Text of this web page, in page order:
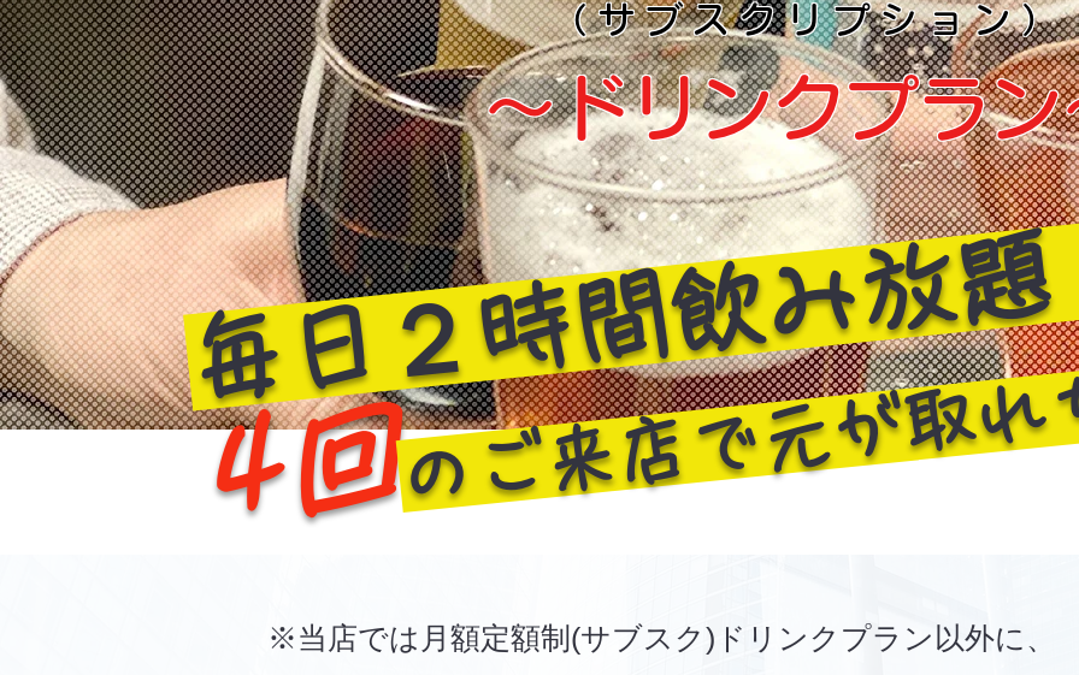
（サブスクリプション）
～ドリンクプラン
毎日２時間飲み放
4回のご来店で元が取
※当店では月額定額制(サブスク)ドリンクプラン以外に、